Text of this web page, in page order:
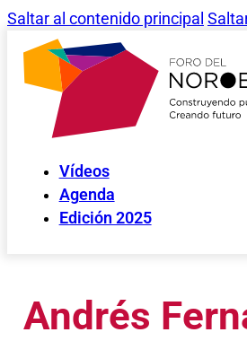
Saltar al contenido principal
Vídeos
Agenda
Edición 2025
Andrés